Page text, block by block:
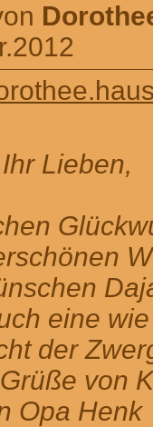
Lieben,
eine
der
von
Opa Henk